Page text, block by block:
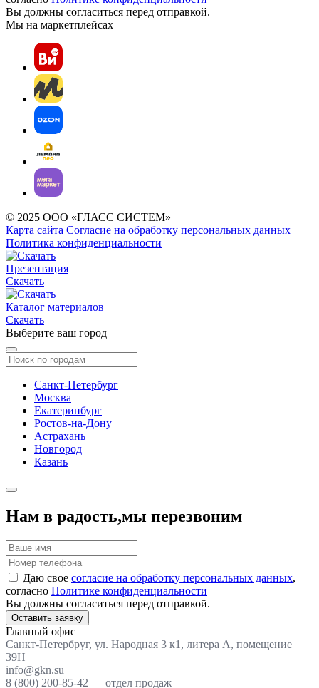
Вы должны согласиться перед отправкой.
Мы на маркетплейсах
© 2025 ООО «ГЛАСС СИСТЕМ»
Карта сайта Согласие на обработку персональных данных
Политика конфиденциальности
Презентация
Скачать
Каталог материалов
Скачать
Выберите ваш город
Санкт-Петербург
Москва
Екатеринбург
Ростов-на-Дону
Астрахань
Новгород
Казань
Нам в радость,мы перезвоним
Даю свое согласие на обработку персональных данных,
согласно Политике конфиденциальности
Вы должны согласиться перед отправкой.
Оставить заявку
Главный офис
Санкт-Петербруг, ул. Народная 3 к1, литера А, помещение
39Н
info@gkn.su
8 (800) 200-85-42 — отдел продаж